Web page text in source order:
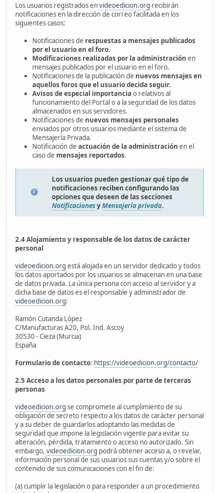
Los usuarios registrados envideoedicion.org recibirán
notificaciones en la dirección de correo facilitada en los
siguientes casos:
Notificaciones de respuestas a mensajes publicados
por el usuario en el foro.
Modificaciones realizadas por la administración en
mensajes publicados por el usuario en el foro.
Notificaciones de la publicación de nuevos mensajes en
aquellos foros que el usuario decida seguir.
Avisos de especial importancia o relativos al
funcionamiento del Portal o a la seguridad de los datos
almacenados en sus servidores.
Notificaciones de nuevos mensajes personales
enviados por otros usuarios mediante el sistema de
Mensajería Privada.
Notificación de actuación de la administración en el
caso de mensajes reportados.
Los usuarios pueden gestionar qué tipo de
notificaciones reciben configurando las
opciones que deseen de las secciones
NotificacionesyMensajería privada.
2.4 Alojamiento y responsable de los datos de carácter
personal
videoedicion.org está alojada en un servidor dedicado y todos
los datos aportados por los usuarios se almacenan en una base
de datos privada. La única persona con acceso al servidor y a
dicha base de datos es el responsable y administrador de
videoedicion.org:
Ramón Cutanda López
C/Manufacturas A20, Pol. Ind. Ascoy
30530 - Cieza (Murcia)
España
Formulario de contacto: https://videoedicion.org/contacto/
2.5 Acceso a los datos personales por parte de terceras
personas
videoedicion.org se compromete al cumplimiento de su
obligación de secreto respecto a los datos de carácter personal
y a su deber de guardarlos adoptando las medidas de
seguridad que impone la legislación vigente para evitar su
alteración, pérdida, tratamiento o acceso no autorizado. Sin
embargo, videoedicion.org podrá obtener acceso a, o revelar,
información personal de sus usuarios sus cuentas y/o sobre el
contenido de sus comunicaciones con el fin de:
(a) cumplir la legislación o para responder a un procedimiento